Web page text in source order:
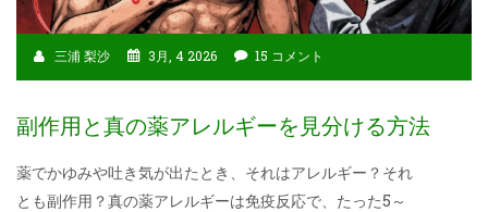
三浦 梨沙 3月, 4 2026 15 コメント
副作用と真の薬アレルギーを見分ける方法
薬でかゆみや吐き気が出たとき、それはアレルギー？それ
とも副作用？真の薬アレルギーは免疫反応で、たった5～